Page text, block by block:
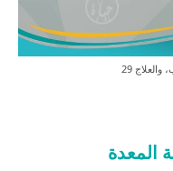
المعدة